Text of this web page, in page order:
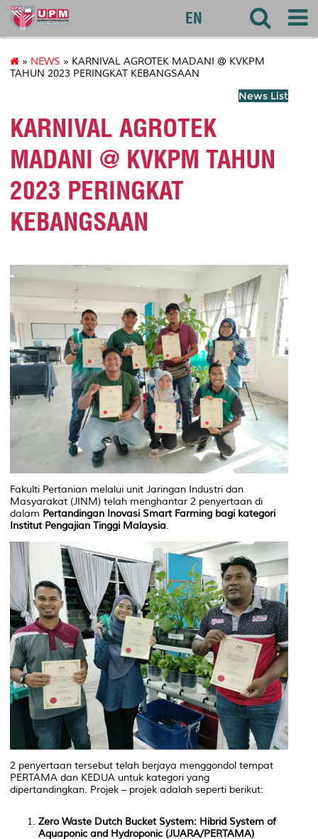
agri
EN
» NEWS » KARNIVAL AGROTEK MADANI @ KVKPM
TAHUN 2023 PERINGKAT KEBANGSAAN
News List
KARNIVAL AGROTEK
MADANI @ KVKPM TAHUN
2023 PERINGKAT
KEBANGSAAN
Fakulti Pertanian melalui unit Jaringan Industri dan
Masyarakat (JINM) telah menghantar 2 penyertaan di
dalam Pertandingan Inovasi Smart Farming bagi kategori
Institut Pengajian Tinggi Malaysia.
2 penyertaan tersebut telah berjaya menggondol tempat
PERTAMA dan KEDUA untuk kategori yang
dipertandingkan. Projek – projek adalah seperti berikut:
Zero Waste Dutch Bucket System: Hibrid System of
Aquaponic and Hydroponic (JUARA/PERTAMA)